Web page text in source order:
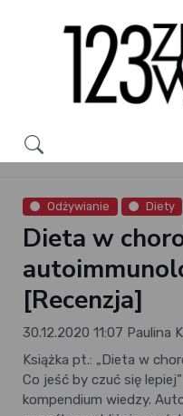
Odżywianie Diety
Dieta w
[Recenzja]
30.12.2020 11:07 Paulina
Książka pt.: „Dieta w
Co jeść by czuć się
kompendium wiedzy.